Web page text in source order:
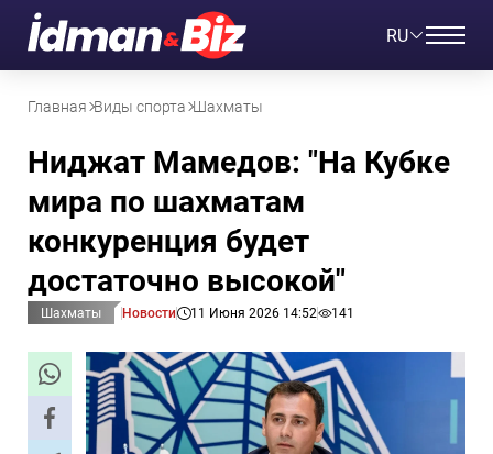
RU
Главная Виды спорта Шахматы
Ниджат Мамедов: "На Кубке
мира по шахматам
конкуренция будет
достаточно высокой"
Шахматы Новости 11 Июня 2026 14:52 141